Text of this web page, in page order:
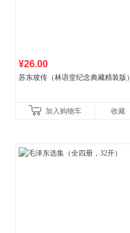
¥26.00
苏东坡传（林语堂纪念典藏精装版）
加入购物车 收藏